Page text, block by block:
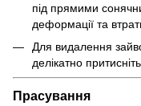
під прямими
деформації та
Для видалення
делікатно
Прасування